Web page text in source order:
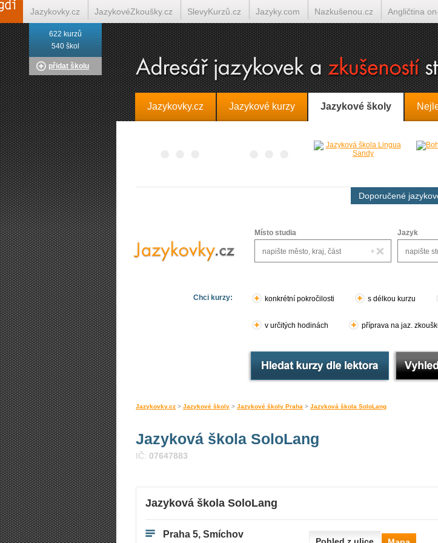
Jazykovky.cz Jazykové kurzy Jazykové školy
Doporučené
Místo studia Jazyk
Chci kurzy: konkrétní pokročilosti s délkou kurzu
v určitých hodinách příprava na jaz.
Jazykovky.cz > Jazykové školy > Jazykové školy Praha > Jazyková škola SoloLang
Jazyková škola SoloLang
IČ: 07647883
Jazyková škola SoloLang
Praha 5, Smíchov
622 kurzů
540 škol
přidat školu
Jazykovky.cz JazykovéZkoušky.cz SlevyKurzů.cz Jazyky.com Nazkušenou.cz Angličtina
Italština on-line Tlumočení-Překlady.cz Překládá.cz Tlumočí.cz